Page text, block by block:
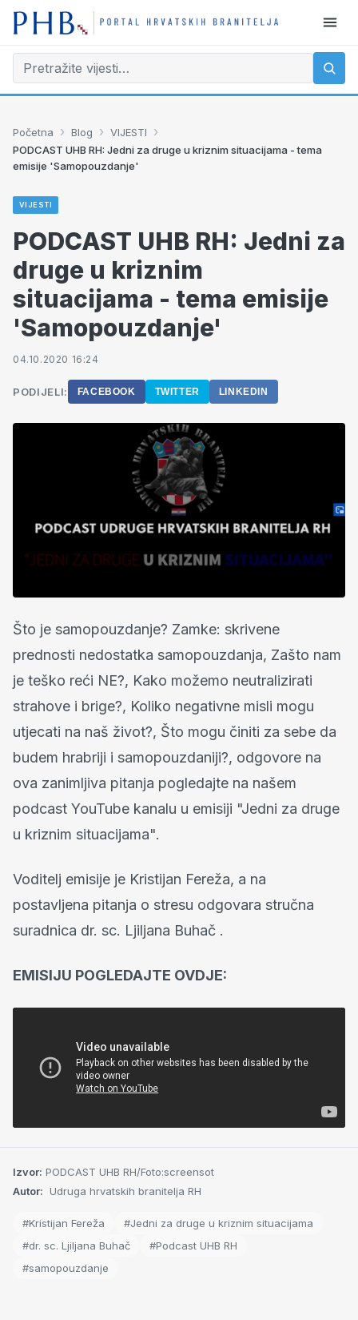
Početna › Blog › VIJESTI ›
PODCAST UHB RH: Jedni za druge u kriznim situacijama - tema
emisije 'Samopouzdanje'
VIJESTI
PODCAST UHB RH: Jedni za
druge u kriznim
situacijama - tema emisije
'Samopouzdanje'
04.10.2020 16:24
PODIJELI: FACEBOOK TWITTER LINKEDIN
Što je samopouzdanje? Zamke: skrivene
prednosti nedostatka samopouzdanja, Zašto nam
je teško reći NE?, Kako možemo neutralizirati
strahove i brige?, Koliko negativne misli mogu
utjecati na naš život?, Što mogu činiti za sebe da
budem hrabriji i samopouzdaniji?, odgovore na
ova zanimljiva pitanja pogledajte na našem
podcast YouTube kanalu u emisiji "Jedni za druge
u kriznim situacijama".
Voditelj emisije je Kristijan Fereža, a na
postavljena pitanja o stresu odgovara stručna
suradnica dr. sc. Ljiljana Buhač .
EMISIJU POGLEDAJTE OVDJE:
Izvor: PODCAST UHB RH/Foto:screensot
Autor: Udruga hrvatskih branitelja RH
#Kristijan Fereža
#Jedni za druge u kriznim situacijama
#dr. sc. Ljiljana Buhač
#Podcast UHB RH
#samopouzdanje